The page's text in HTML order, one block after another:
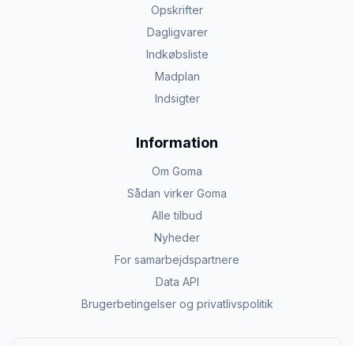
Opskrifter
Dagligvarer
Indkøbsliste
Madplan
Indsigter
Information
Om Goma
Sådan virker Goma
Alle tilbud
Nyheder
For samarbejdspartnere
Data API
Brugerbetingelser og privatlivspolitik